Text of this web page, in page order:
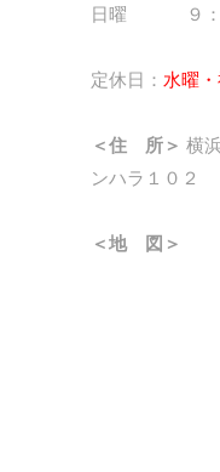
日曜 ９：０
定休日： 水曜
＜住 所＞ 横
ンハラ１０２
＜地 図＞